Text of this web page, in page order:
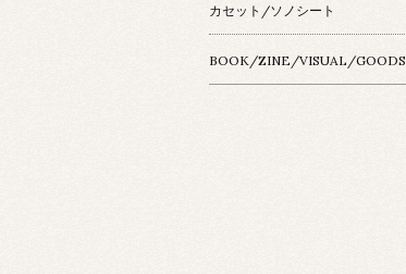
カセット/ソノシート
BOOK/ZINE/VISUAL/GOODS